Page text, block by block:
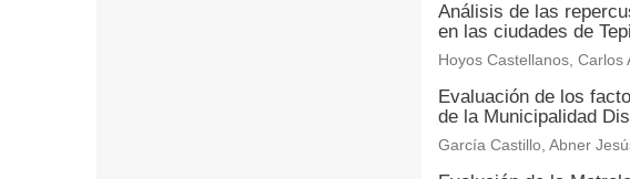
Análisis de las
en las ciudades de
Hoyos Castellanos,
Evaluación de los
de la Municipalidad
García Castillo, Abner